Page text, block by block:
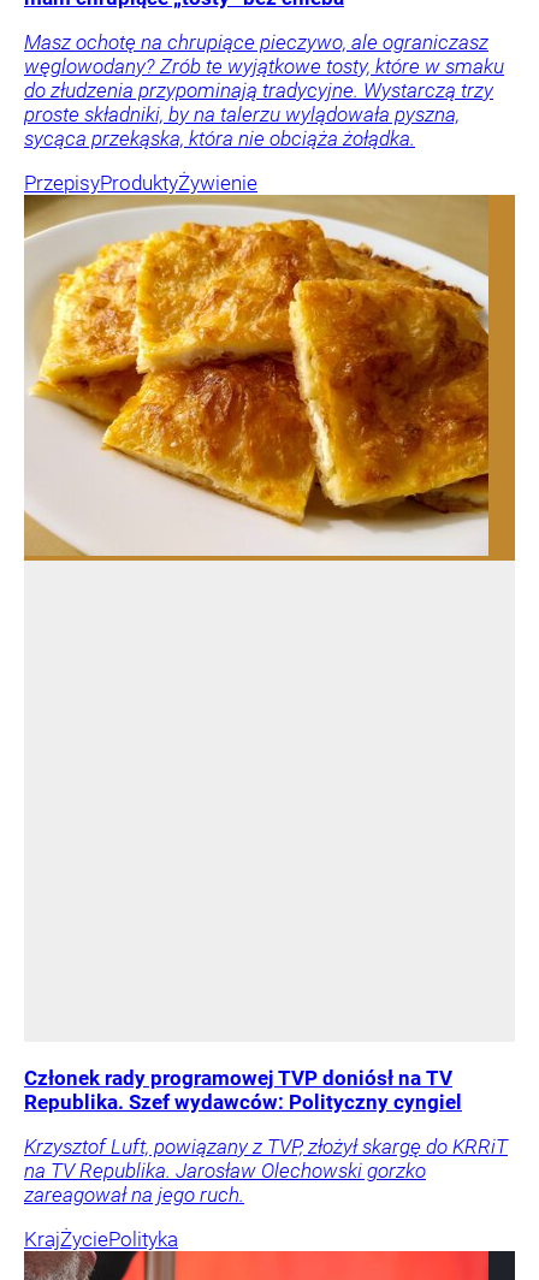
Masz ochotę na chrupiące pieczywo, ale ograniczasz
węglowodany? Zrób te wyjątkowe tosty, które w smaku
do złudzenia przypominają tradycyjne. Wystarczą trzy
proste składniki, by na talerzu wylądowała pyszna,
sycąca przekąska, która nie obciąża żołądka.
PrzepisyProduktyŻywienie
Członek rady programowej TVP doniósł na TV
Republika. Szef wydawców: Polityczny cyngiel
Krzysztof Luft, powiązany z TVP, złożył skargę do KRRiT
na TV Republika. Jarosław Olechowski gorzko
zareagował na jego ruch.
KrajŻyciePolityka